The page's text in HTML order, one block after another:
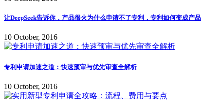
让DeepSeek告诉你，产品很火为什么申请不了专利，专利如何变成产品
10 October, 2016
专利申请加速之道：快速预审与优先审查全解析
10 October, 2016